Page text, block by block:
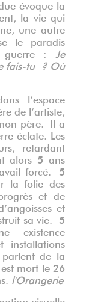
évoque la
la vie qui
une autre
le paradis
guerre : Je
fais-tu ? Où
l’espace
de l’artiste,
père. Il a
éclate. Les
retardant
alors 5 ans
forcé. 5
la folie des
et de
et
sa vie. 5
existence
installations
parlent de la
est mort le 26
l'Orangerie
visuelle